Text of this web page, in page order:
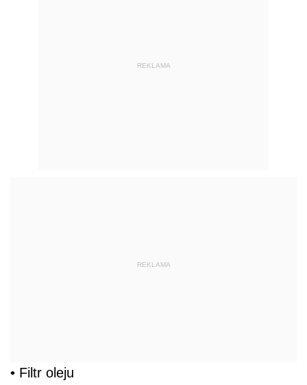
REKLAMA
REKLAMA
• Filtr oleju